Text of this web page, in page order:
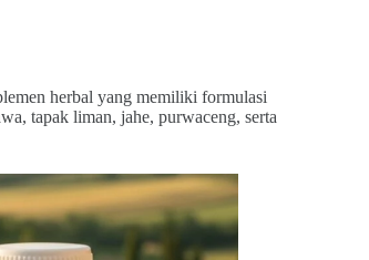
herbal yang memiliki formulasi
tapak liman, jahe, purwaceng, serta